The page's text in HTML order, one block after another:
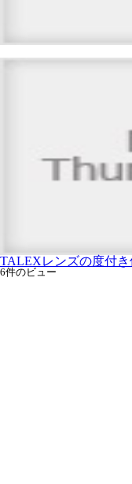
TALEXレンズの度付
6件のビュー